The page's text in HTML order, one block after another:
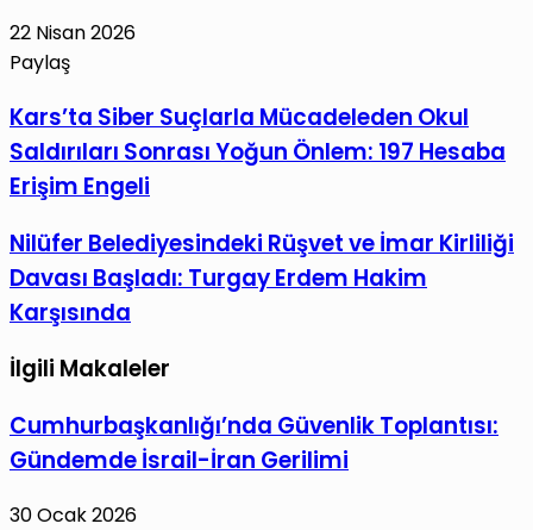
22 Nisan 2026
Paylaş
Posta
ile
paylaş
Kars’ta
Siber
Suçlarla
Mücadeleden
Okul
Saldırıları
Sonrası
Yoğun
Önlem:
197
Hesaba
Erişim
Engeli
Kars’ta Siber Suçlarla Mücadeleden Okul
Saldırıları Sonrası Yoğun Önlem: 197 Hesaba
Erişim Engeli
Nilüfer
Belediyesindeki
Rüşvet
ve
İmar
Kirliliği
Davası
Başladı:
Turgay
Erdem
Nilüfer Belediyesindeki Rüşvet ve İmar Kirliliği
Davası Başladı: Turgay Erdem Hakim
Karşısında
İlgili Makaleler
Cumhurbaşkanlığı’nda Güvenlik Toplantısı:
Gündemde İsrail-İran Gerilimi
30 Ocak 2026